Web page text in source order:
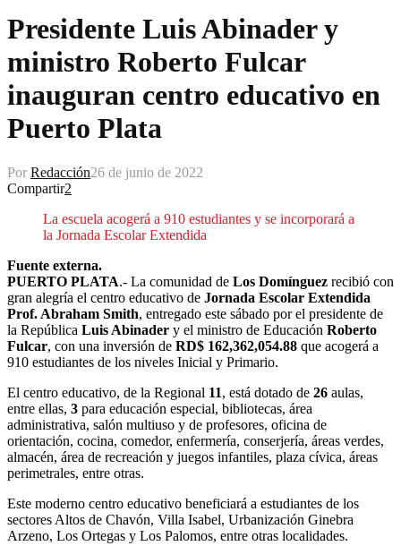
Presidente Luis Abinader y
ministro Roberto Fulcar
inauguran centro educativo en
Puerto Plata
Por Redacción26 de junio de 2022
Compartir2
La escuela acogerá a 910 estudiantes y se incorporará a
la Jornada Escolar Extendida
Fuente externa.
PUERTO PLATA.- La comunidad de Los Domínguez recibió con
gran alegría el centro educativo de Jornada Escolar Extendida
Prof. Abraham Smith, entregado este sábado por el presidente de
la República Luis Abinader y el ministro de Educación Roberto
Fulcar, con una inversión de RD$ 162,362,054.88 que acogerá a
910 estudiantes de los niveles Inicial y Primario.
El centro educativo, de la Regional 11, está dotado de 26 aulas,
entre ellas, 3 para educación especial, bibliotecas, área
administrativa, salón multiuso y de profesores, oficina de
orientación, cocina, comedor, enfermería, conserjería, áreas verdes,
almacén, área de recreación y juegos infantiles, plaza cívica, áreas
perimetrales, entre otras.
Este moderno centro educativo beneficiará a estudiantes de los
sectores Altos de Chavón, Villa Isabel, Urbanización Ginebra
Arzeno, Los Ortegas y Los Palomos, entre otras localidades.